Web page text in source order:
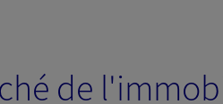
Prévoyance &de